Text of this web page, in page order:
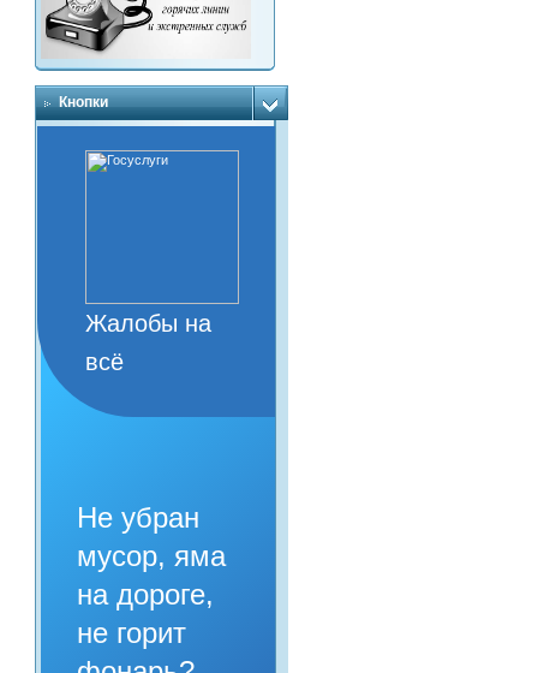
Кнопки
Жалобы на
всё
Не убран
мусор, яма
на дороге,
не горит